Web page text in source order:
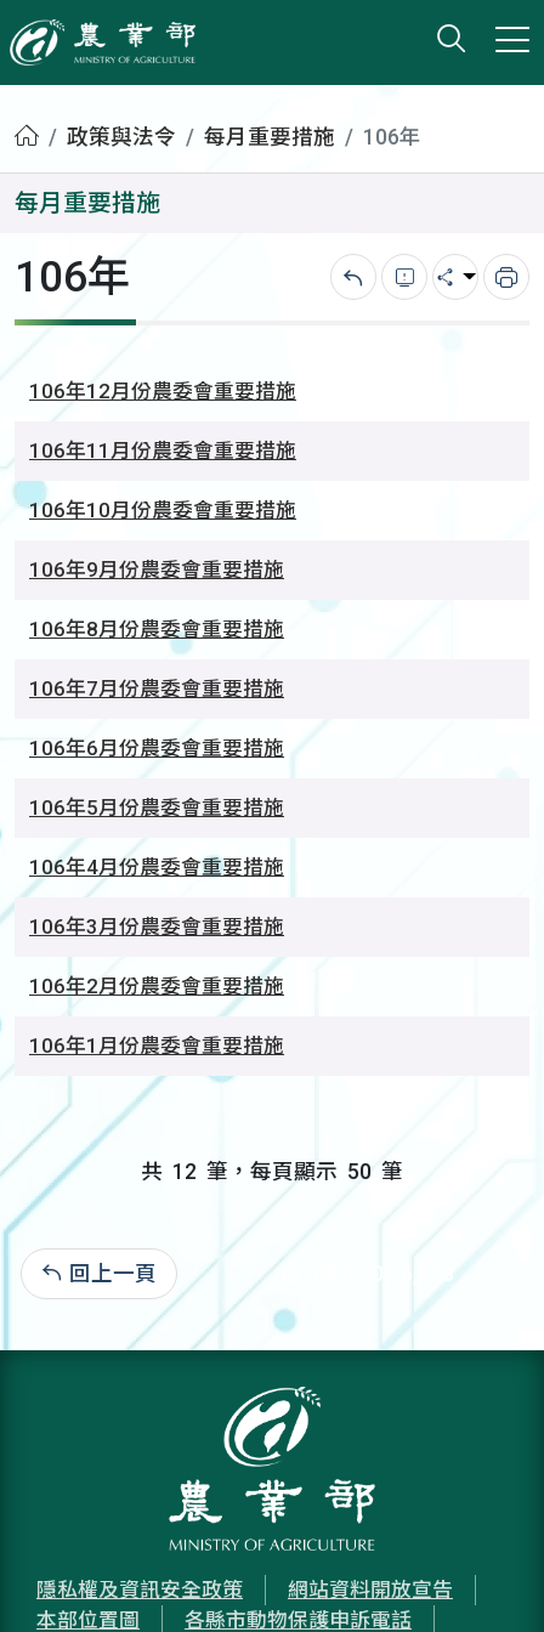
農業部
打開
小版
首頁政策與法令 每月重要措施 106年
每月重要措施
106年 回上一頁錯誤回報
分享 列
106年12月份農委會重要措施
106年11月份農委會重要措施
106年10月份農委會重要措施
106年9月份農委會重要措施
106年8月份農委會重要措施
106年7月份農委會重要措施
106年6月份農委會重要措施
106年5月份農委會重要措施
106年4月份農委會重要措施
106年3月份農委會重要措施
106年2月份農委會重要措施
106年1月份農委會重要措施
共 12 筆，每頁顯示 50 筆
回上一頁 自106.02.03:6,523
隱私權及資訊安全政策
網站資料開放宣告
本部位置圖
各縣市動物保護申訴電話